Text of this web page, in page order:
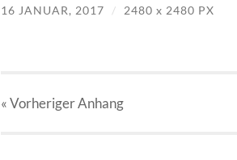
16 JANUAR, 2017 / 2480 x 2480 PX
« VorherigerAnhang